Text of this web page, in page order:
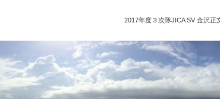
2017年度３次隊JICA SV 金沢正